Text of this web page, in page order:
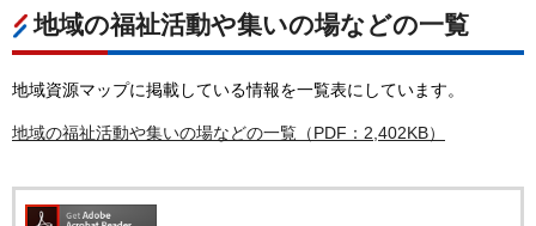
地域の福祉活動や集いの場などの一覧
地域資源マップに掲載している情報を一覧表にしています。
地域の福祉活動や集いの場などの一覧（PDF：2,402KB）